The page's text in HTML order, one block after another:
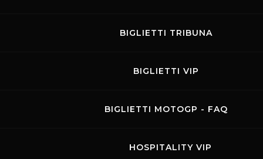
BIGLIETTI TRIBUNA
BIGLIETTI VIP
BIGLIETTI MOTOGP - FAQ
HOSPITALITY VIP